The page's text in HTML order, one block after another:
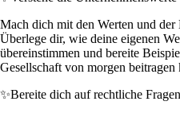
Mach dich mit den Werten und
Überlege dir, wie deine eigenen
übereinstimmen und bereite
Gesellschaft von morgen beitragen
✨Bereite dich auf rechtliche